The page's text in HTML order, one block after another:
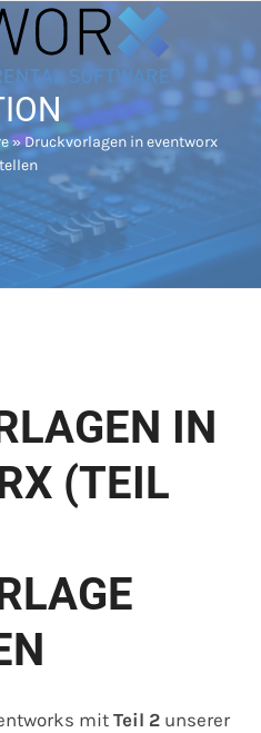
»Druckvorlagen in eventworx
IN
(TEIL
mitTeil 2 unserer